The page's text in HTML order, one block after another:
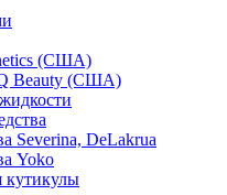
(США)
Beauty (США)
Severina, DeLakrua
Yoko
кутикулы